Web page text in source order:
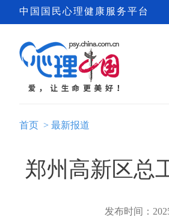
中国国民心理健康服务平台
首页 > 最新报道
郑州高新区总
发布时间：